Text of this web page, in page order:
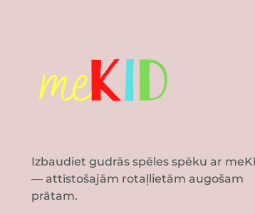
Izbaudiet gudrās spēles spēku ar
— attīstošajām rotaļlietām augošam
prātam.